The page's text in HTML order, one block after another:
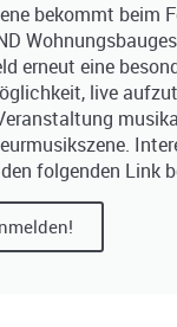
bekommt beim
erneut eine
live
folgenden Link